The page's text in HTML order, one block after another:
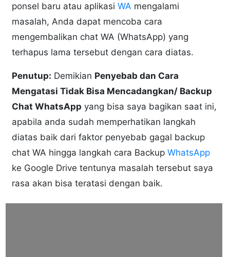
ponsel baru atau aplikasiWA mengalami
masalah, Anda dapat mencoba cara
mengembalikan chat WA (WhatsApp) yang
terhapus lama tersebut dengan cara diatas.
Penutup: Demikian Penyebab dan Cara
Mengatasi Tidak Bisa Mencadangkan/ Backup
Chat WhatsApp yang bisa saya bagikan saat ini,
apabila anda sudah memperhatikan langkah
diatas baik dari faktor penyebab gagal backup
chat WA hingga langkah cara BackupWhatsApp
ke Google Drive tentunya masalah tersebut saya
rasa akan bisa teratasi dengan baik.